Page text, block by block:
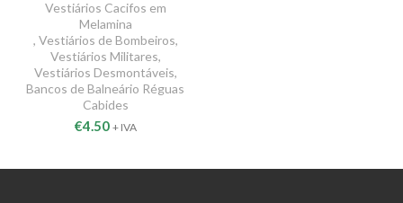
Vestiários Cacifos em
Melamina
, Vestiários de Bombeiros,
Vestiários Militares,
Vestiários Desmontáveis,
Bancos de Balneário Réguas
Cabides
€4.50 + IVA